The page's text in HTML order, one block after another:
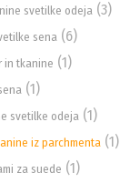
svetilke odeja (3)
sena (6)
in tkanine (1)
(1)
svetilke odeja (1)
iz parchmenta (1)
za suede (1)